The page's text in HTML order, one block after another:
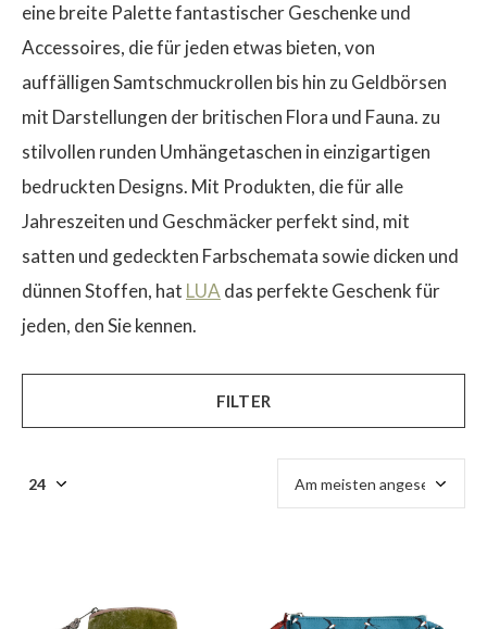
eine breite Palette fantastischer Geschenke und
Accessoires, die für jeden etwas bieten, von
auffälligen Samtschmuckrollen bis hin zu Geldbörsen
mit Darstellungen der britischen Flora und Fauna. zu
stilvollen runden Umhängetaschen in einzigartigen
bedruckten Designs. Mit Produkten, die für alle
Jahreszeiten und Geschmäcker perfekt sind, mit
satten und gedeckten Farbschemata sowie dicken und
dünnen Stoffen, hat LUA das perfekte Geschenk für
jeden, den Sie kennen.
FILTER